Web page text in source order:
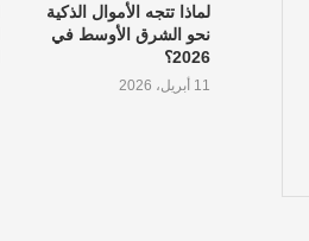
لماذا تتجه الأموال الذكية
نحو الشرق الأوسط في
2026؟
11 أبريل، 2026